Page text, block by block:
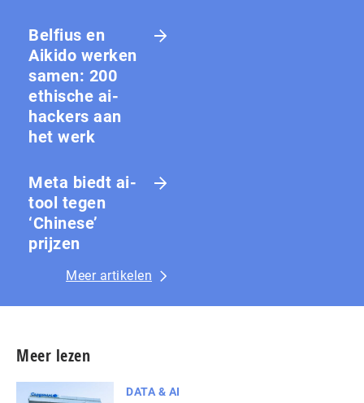
Belfius en
Aikido werken
samen: 200
ethische ai-
hackers aan
het werk
Meta biedt ai-
tool tegen
‘Chinese’
prijzen
Meer artikelen
Meer lezen
DATA & AI